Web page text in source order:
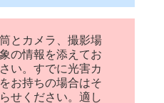
とカメラ、撮影場
の情報を添えてお
い。すでに光害カ
お持ちの場合はそ
せください。適し